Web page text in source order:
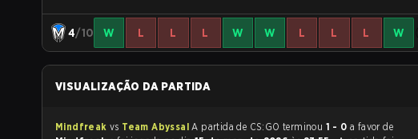
4/10 W L L L W W L L L W
VISUALIZAÇÃO DA PARTIDA
Mindfreak vs Team Abyssal A partida de CS:GO terminou 1 - 0 a favor de